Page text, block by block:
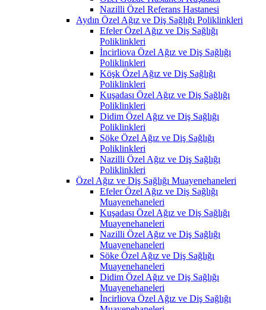
Nazilli Özel Referans Hastanesi
Aydın Özel Ağız ve Diş Sağlığı Poliklinkleri
Efeler Özel Ağız ve Diş Sağlığı
Poliklinkleri
İncirliova Özel Ağız ve Diş Sağlığı
Poliklinkleri
Köşk Özel Ağız ve Diş Sağlığı
Poliklinkleri
Kuşadası Özel Ağız ve Diş Sağlığı
Poliklinkleri
Didim Özel Ağız ve Diş Sağlığı
Poliklinkleri
Söke Özel Ağız ve Diş Sağlığı
Poliklinkleri
Nazilli Özel Ağız ve Diş Sağlığı
Poliklinkleri
Özel Ağız ve Diş Sağlığı Muayenehaneleri
Efeler Özel Ağız ve Diş Sağlığı
Muayenehaneleri
Kuşadası Özel Ağız ve Diş Sağlığı
Muayenehaneleri
Nazilli Özel Ağız ve Diş Sağlığı
Muayenehaneleri
Söke Özel Ağız ve Diş Sağlığı
Muayenehaneleri
Didim Özel Ağız ve Diş Sağlığı
Muayenehaneleri
İncirliova Özel Ağız ve Diş Sağlığı